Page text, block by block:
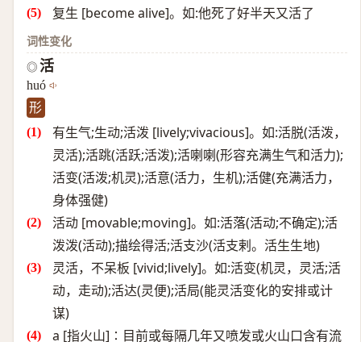
复生 [become alive]。如:他死了好半天又活了
词性变化
◎ 活
huó
形
有生气;生动;活泼 [lively;vivacious]。如:活脱(活泼，
灵活);活跳(活跃;活泼);活喇喇(形容充满生气和活力);
活变(活泼;机灵);活意(活力，生机);活健(充满活力，
身体强健)
活动 [movable;moving]。如:活落(活动;不确定);活
泼泼(活动);描绘得活;活支沙(活支剌。活生生地)
灵活，不呆板 [vivid;lively]。如:活变(机灵，灵活;活
动，走动);活达(灵便);活局(能灵活变化的安排或计
谋)
a [指火山]∶目前或每隔几年又喷发或火山口含有流